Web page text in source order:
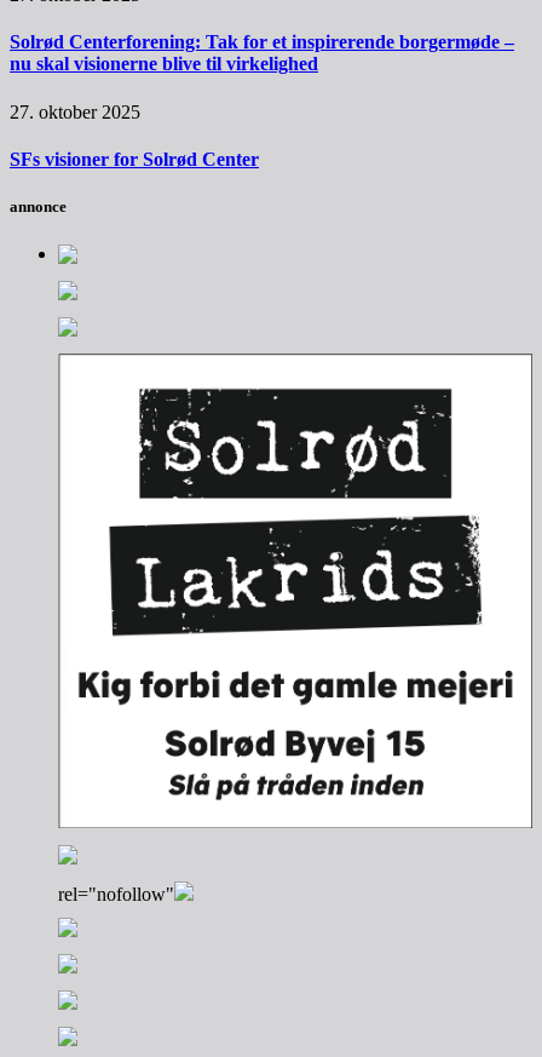
Solrød Centerforening: Tak for et inspirerende borgermøde –
nu skal visionerne blive til virkelighed
27. oktober 2025
SFs visioner for Solrød Center
annonce
rel="nofollow"